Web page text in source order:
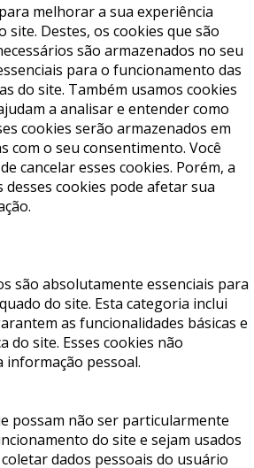
melhorar a sua experiência
site. Destes, os cookies que são
são armazenados no seu
para o funcionamento das
do site. Também usamos cookies
a analisar e entender como
cookies serão armazenados em
com o seu consentimento. Você
cancelar esses cookies. Porém, a
desses cookies pode afetar sua
são absolutamente essenciais para
do site. Esta categoria inclui
as funcionalidades básicas e
do site. Esses cookies não
informação pessoal.
possam não ser particularmente
do site e sejam usados
dados pessoais do usuário